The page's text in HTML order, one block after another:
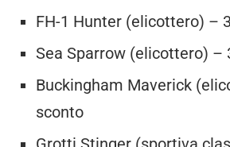
FH-1 Hunter (elicottero) –
Sea Sparrow (elicottero) –
Buckingham Maverick
sconto